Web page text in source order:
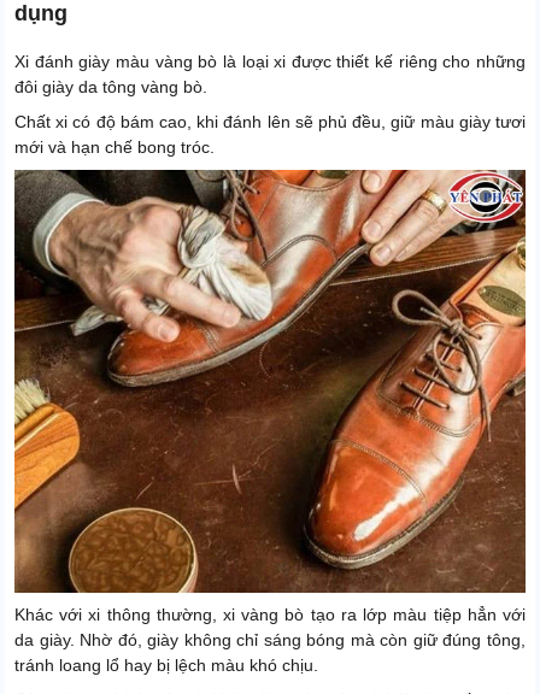
dụng
Xi đánh giày màu vàng bò là loại xi được thiết kế riêng cho những
đôi giày da tông vàng bò.
Chất xi có độ bám cao, khi đánh lên sẽ phủ đều, giữ màu giày tươi
mới và hạn chế bong tróc.
Khác với xi thông thường, xi vàng bò tạo ra lớp màu tiệp hẳn với
da giày. Nhờ đó, giày không chỉ sáng bóng mà còn giữ đúng tông,
tránh loang lổ hay bị lệch màu khó chịu.